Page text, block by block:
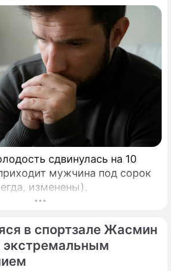
сдвинулась на 10
мужчина под сорок
изменены).
в спортзале Жасмин
экстремальным